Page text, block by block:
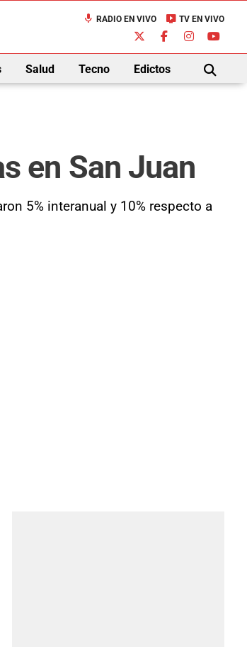
mic RADIO EN VIVO live_tv TV EN VIVO
Salud Tecno Edictos
BUSCAR
en San Juan
5% interanual y 10% respecto a